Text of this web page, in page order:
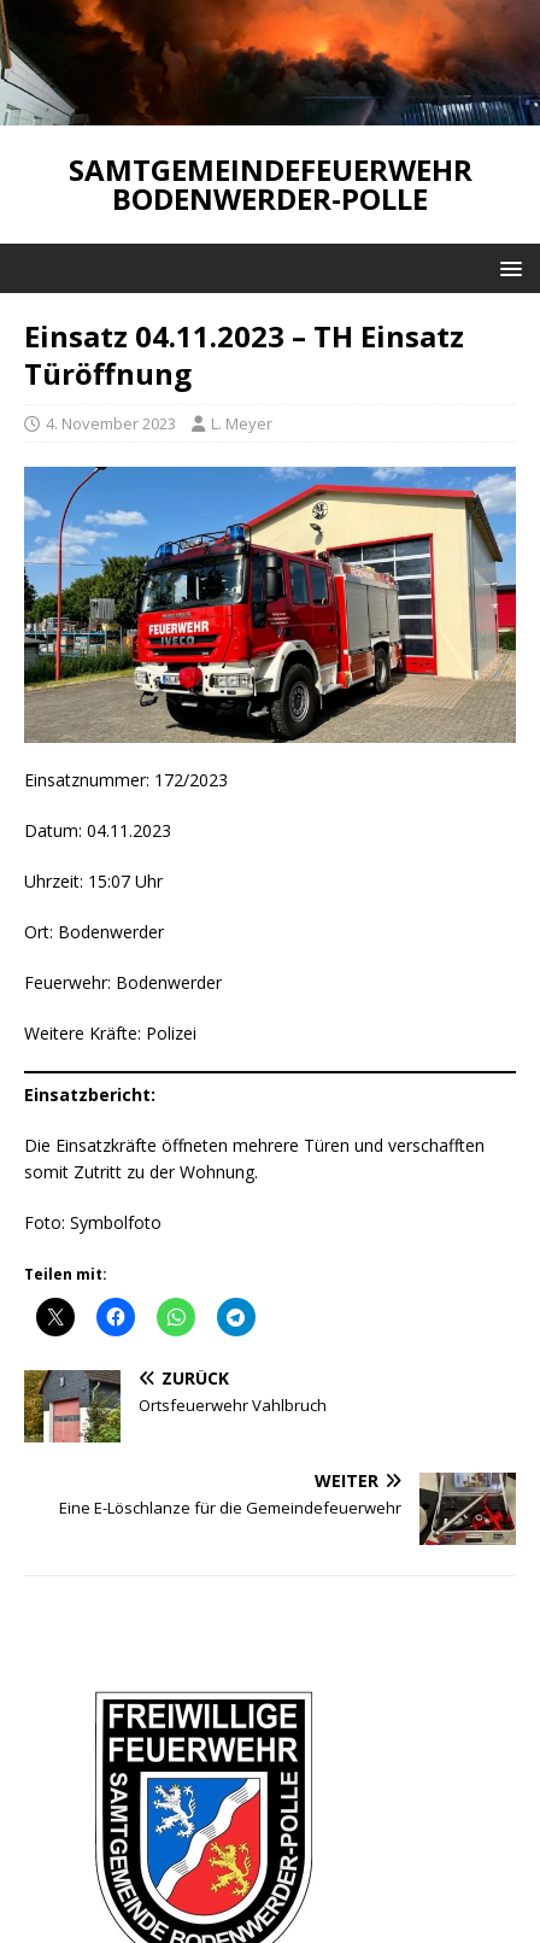
SAMTGEMEINDEFEUERWEHR
BODENWERDER-POLLE
Einsatz 04.11.2023 – TH Einsatz
Türöffnung
4. November 2023 L. Meyer
Einsatznummer: 172/2023
Datum: 04.11.2023
Uhrzeit: 15:07 Uhr
Ort: Bodenwerder
Feuerwehr: Bodenwerder
Weitere Kräfte: Polizei
Einsatzbericht:
Die Einsatzkräfte öffneten mehrere Türen und verschafften
somit Zutritt zu der Wohnung.
Foto: Symbolfoto
Teilen mit:
ZURÜCK
Ortsfeuerwehr Vahlbruch
WEITER
Eine E-Löschlanze für die Gemeindefeuerwehr